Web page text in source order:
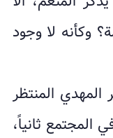
وكأنه لا وجود
المهدي المنتظر
المجتمع ثانياً،